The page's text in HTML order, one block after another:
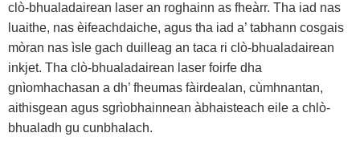
clò-bhualadairean laser an roghainn as fheàrr. Tha iad nas
luaithe, nas èifeachdaiche, agus tha iad a’ tabhann cosgais
mòran nas ìsle gach duilleag an taca ri clò-bhualadairean
inkjet. Tha clò-bhualadairean laser foirfe dha
gnìomhachasan a dh’ fheumas fàirdealan, cùmhnantan,
aithisgean agus sgrìobhainnean àbhaisteach eile a chlò-
bhualadh gu cunbhalach.